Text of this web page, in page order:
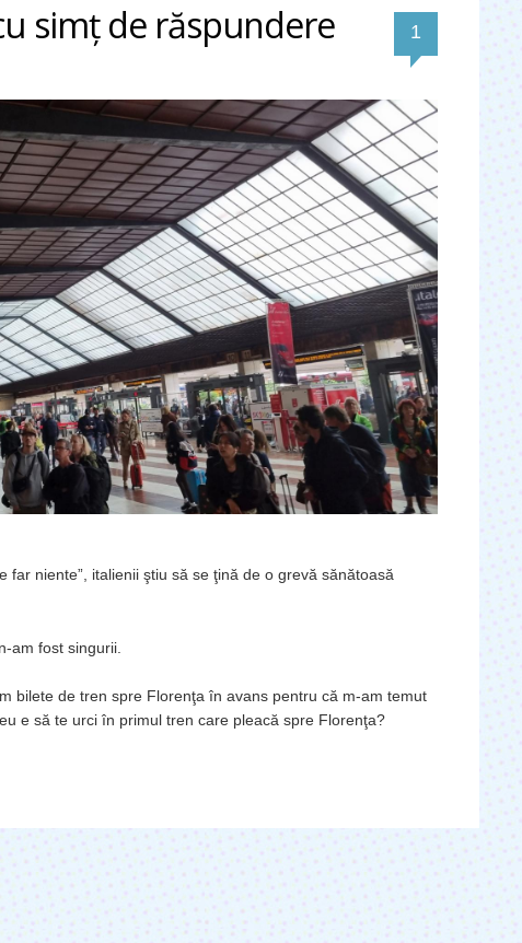
simţ de răspundere 1
far niente”, italienii ştiu să se ţină de o grevă sănătoasă
am fost singurii.
bilete de tren spre Florenţa în avans pentru că m-am temut
e să te urci în primul tren care pleacă spre Florenţa?